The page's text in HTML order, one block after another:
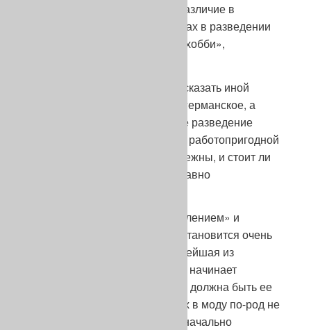
упущено» (Р. Северин, ФРГ «Различие в
английском и немецком подходах в разведении
бультерьеров», журнал «Ваше хобби»,
– Как бы там ни было, – может сказать иной
читатель, – но ведь всякий раз германское, а
вслед за ним, наверное, и наше разведение
возвращаются на круги своя «к работопригодной
овчарке». Болезни роста неизбежны, и стоит ли
шум поднимать, если они все равно
Не так-то все просто с «преодолением» и
«возвращением». «Проблема становится очень
серьезной, когда мода, эта глупейшая из
глупейших особ женского пола, начинает
диктовать бедной собаке, какой должна быть ее
внешность; и из всех вошедших в моду по-род не
найдется ни единой, чьи первоначально